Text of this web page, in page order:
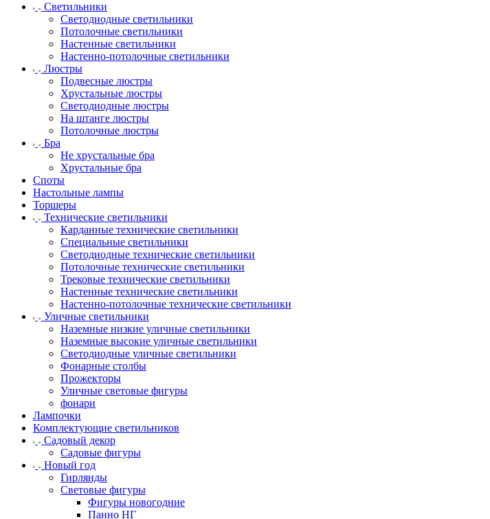
Светильники
Светодиодные светильники
Потолочные светильники
Настенные светильники
Настенно-потолочные светильники
Люстры
Подвесные люстры
Хрустальные люстры
Светодиодные люстры
На штанге люстры
Потолочные люстры
Бра
Не хрустальные бра
Хрустальные бра
Споты
Настольные лампы
Торшеры
Технические светильники
Карданные технические светильники
Специальные светильники
Светодиодные технические светильники
Потолочные технические светильники
Трековые технические светильники
Настенные технические светильники
Настенно-потолочные технические светильники
Уличные светильники
Наземные низкие уличные светильники
Наземные высокие уличные светильники
Светодиодные уличные светильники
Фонарные столбы
Прожекторы
Уличные световые фигуры
фонари
Лампочки
Комплектующие светильников
Садовый декор
Садовые фигуры
Новый год
Гирлянды
Световые фигуры
Фигуры новогодние
Панно НГ